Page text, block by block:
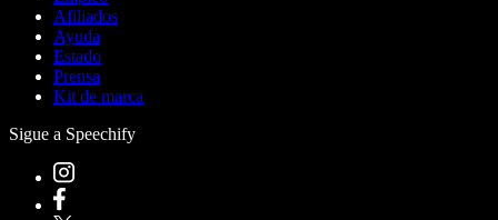
Afiliados
Ayuda
Estado
Prensa
Kit de marca
Sigue a Speechify